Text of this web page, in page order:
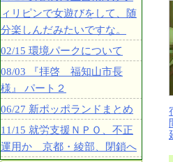
ィリピンで女遊びをして、随
分楽しんだみたいですな。
02/15 環境パークについて
08/03 『拝啓 福知山市長
様』 パート２
06/27 新ポッポランドまとめ
11/15 就労支援ＮＰＯ、不正
運用か 京都・綾部、閉鎖へ